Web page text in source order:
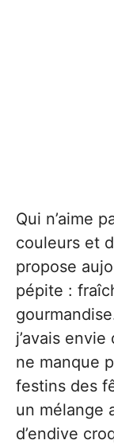
Qui n’aime
couleurs et
propose
pépite :
j’avais
ne manque
festins des
un mélange
d’endive